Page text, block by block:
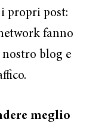
propri post:
fanno
blog e
meglio